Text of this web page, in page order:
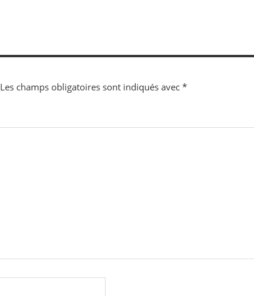
Les champs obligatoires sont indiqués avec *